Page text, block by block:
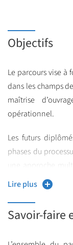
Objectifs
Le parcours vise
dans les champs
maîtrise
opérationnel.
Les futurs
phases du
une approche
pluridisciplinaire.
Dans ce but, les
différentes
Lire plus
Savoir-faire